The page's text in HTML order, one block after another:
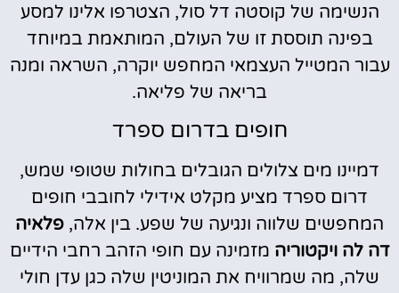
הנשימה של קוסטה דל סול, הצטרפו אלינו למסע
בפינה תוססת זו של העולם, המותאמת במיוחד
עבור המטייל העצמאי המחפש יוקרה, השראה ומנה
בריאה של פליאה.
חופים בדרום ספרד
דמיינו מים צלולים הגובלים בחולות שטופי שמש,
דרום ספרד מציע מקלט אידילי לחובבי חופים
המחפשים שלווה ונגיעה של שפע. בין אלה, פלאיה
דה לה ויקטוריה מזמינה עם חופי הזהב רחבי הידיים
שלה, מה שמרוויח את המוניטין שלה כגן עדן חולי